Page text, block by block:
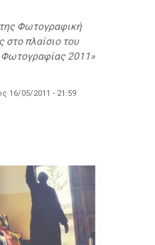
Φωτογραφική
πλαίσιο του
2011
16/05/2011 - 21:59